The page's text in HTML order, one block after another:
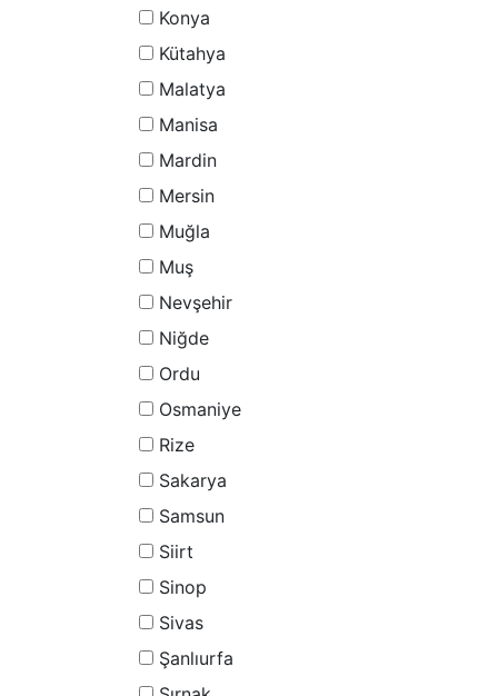
Konya
Kütahya
Malatya
Manisa
Mardin
Mersin
Muğla
Muş
Nevşehir
Niğde
Ordu
Osmaniye
Rize
Sakarya
Samsun
Siirt
Sinop
Sivas
Şanlıurfa